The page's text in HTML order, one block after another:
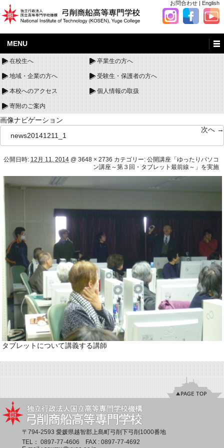
お問合わせ | English
MENU
在校生へ 卒業生の方へ
地域・企業の方へ 受験生・保護者の方へ
本校へのアクセス 個人情報の取扱
寄附のご案内
画像ナビゲーション
次へ →
news20141211_1
公開日時: 12月 11, 2014 @ 3648 × 2736 カテゴリー: 公開講座「ゆったりパソコ
ン講座～第３回・タブレット最前線～」を実施
タブレットについて講義する講師
〒794-2593 愛媛県越智郡上島町弓削下弓削1000番地
TEL： 0897-77-4606 FAX : 0897-77-4692